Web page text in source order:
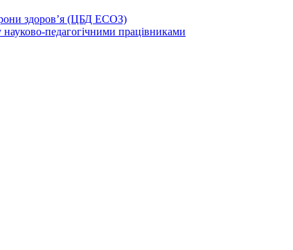
здоров’я (ЦБД ЕСОЗ)
педагогічними працівниками